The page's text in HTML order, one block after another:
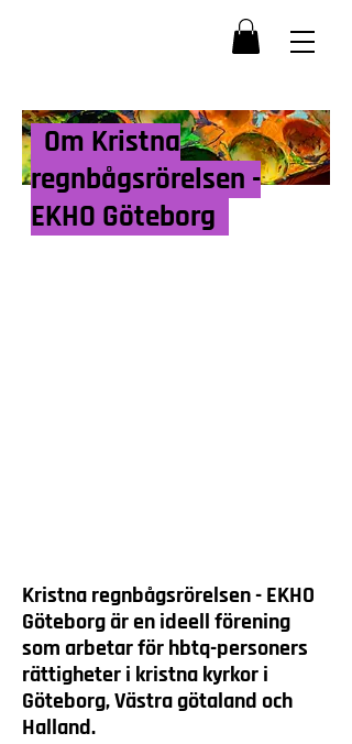
Om Kristna
regnbågsrörelsen -
EKHO Göteborg
Kristna regnbågsrörelsen - EKHO
Göteborg är en ideell förening
som arbetar för hbtq-personers
rättigheter i kristna kyrkor i
Göteborg, Västra götaland och
Halland.